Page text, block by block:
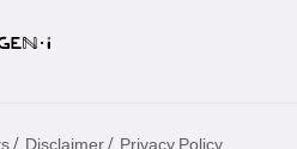
/ Disclaimer / Privacy Policy